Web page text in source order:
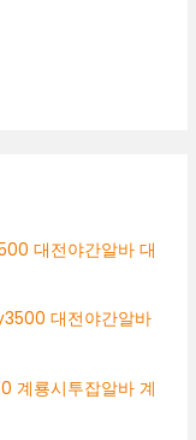
대전야간알바 대
대전야간알바
계룡시투잡알바 계